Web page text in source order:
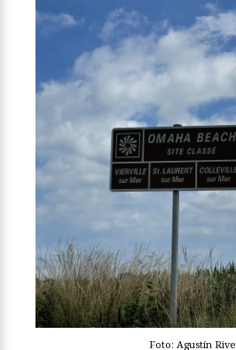
Foto: Agustín